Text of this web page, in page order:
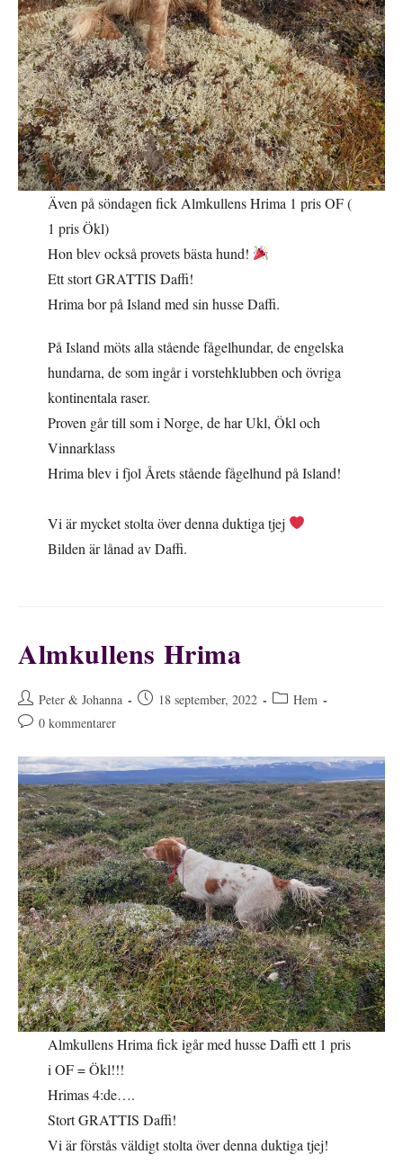
Även på söndagen fick Almkullens Hrima 1 pris OF (
1 pris Ökl)
Hon blev också provets bästa hund!
Ett stort GRATTIS Daffi!
Hrima bor på Island med sin husse Daffi.
På Island möts alla stående fågelhundar, de engelska
hundarna, de som ingår i vorstehklubben och övriga
kontinentala raser.
Proven går till som i Norge, de har Ukl, Ökl och
Vinnarklass
Hrima blev i fjol Årets stående fågelhund på Island!
Vi är mycket stolta över denna duktiga tjej
Bilden är lånad av Daffi.
Almkullens Hrima
Inläggsförfattare:
Peter & Johanna
Inlägget18 september, 2022 Inläggskategori:
Hem
Kommentarer
inlägget:
0 kommentarer
Almkullens Hrima fick igår med husse Daffi ett 1 pris
i OF = Ökl!!!
Hrimas 4:de….
Stort GRATTIS Daffi!
Vi är förstås väldigt stolta över denna duktiga tjej!